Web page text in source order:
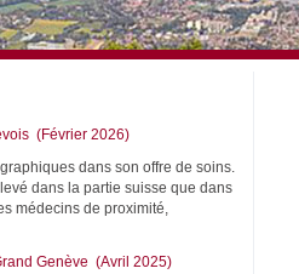
(Février 2026)
dans son offre de soins.
dans la partie suisse que dans
médecins de proximité,
Genève (Avril 2025)